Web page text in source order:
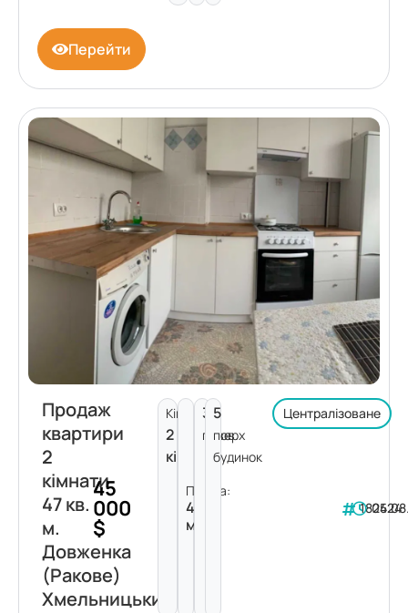
Перейти
Продаж
квартири
2
кімнати
47 кв.
м.
Довженка
(Ракове)
Хмельницький
45
000
$
Кімнат:
2
кімнати
Площа:
47
м²
3
поверх
5
пов.
будинок
Централізоване
182424